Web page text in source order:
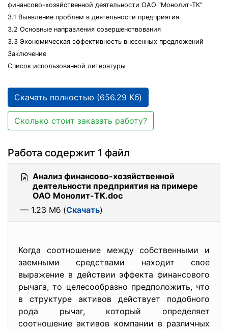
финансово-хозяйственной деятельности ОАО "Монолит-ТК"
3.1 Выявление проблем в деятельности предприятия
3.2 Основные направления совершенствования
3.3 Экономическая эффективность внесенных предложений
Заключение
Список использованной литературы
Скачать полностью (656.29 Кб)
Сколько стоит заказать работу?
Работа содержит 1 файл
Анализ финансово-хозяйственной
деятельности предприятия на примере
ОАО Монолит-ТК.doc
— 1.23 Мб (Скачать)
Когда соотношение между собственными и
заемными средствами находит свое
выражение в действии эффекта финансового
рычага, то целесообразно предположить, что
в структуре активов действует подобного
рода рычаг, который определяет
соотношение активов компании в различных